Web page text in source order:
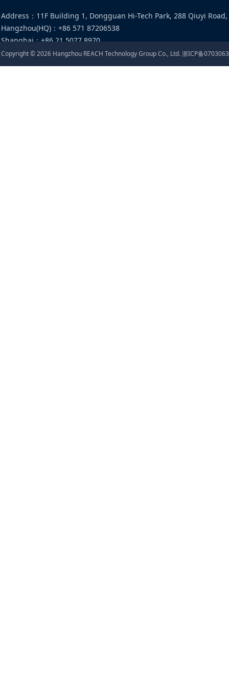
Address ： 11F Building 1, Dongguan Hi-Tech Park, 288 Qiuyi
Hangzhou(HQ) ： +86 571 87206538
Shanghai：+86 21 5077 8970
Email：food@cirs-group.com
Copyright ©2026 Hangzhou REACH Technology Group Co., Ltd.浙ICP备